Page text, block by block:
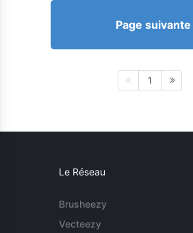
Page suivante
1
Le Réseau
Brusheezy
Vecteezy